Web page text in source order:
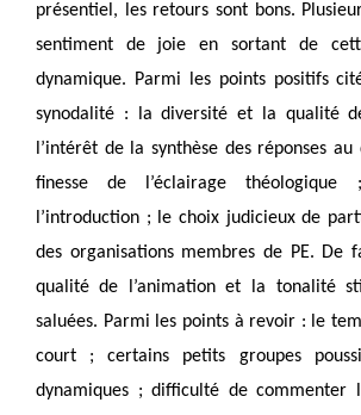
présentiel, les retours sont bons.
sentiment de joie en sortant de
dynamique. Parmi les points positifs
synodalité : la diversité et la qualité
l’intérêt de la synthèse des réponses
finesse de l’éclairage
l’introduction ; le choix judicieux de
des organisations membres de PE. De
qualité de l’animation et la tonalité
saluées. Parmi les points à revoir : le
court ; certains petits groupes
dynamiques ; difficulté de commenter